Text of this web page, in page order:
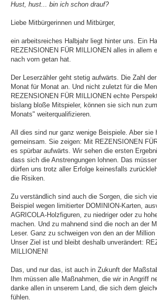
Hust, hust... bin ich schon drauf?
Liebe Mitbürgerinnen und Mitbürger,
ein arbeitsreiches Halbjahr liegt hinter uns. Ein
REZENSIONEN FÜR MILLIONEN alles in allem
nach vorn getan hat.
Der Leserzähler geht stetig aufwärts. Die Zahl
Monat für Monat an. Und nicht zuletzt für die
REZENSIONEN FÜR MILLIONEN echte
bislang bloße Mitspieler, können sie sich nun
Monats" weiterqualifizieren.
All dies sind nur ganz wenige Beispiele. Aber sie
gemeinsam. Sie zeigen: Mit REZENSIONEN
es spürbar aufwärts. Wir sehen die ersten
dass sich die Anstrengungen lohnen. Das
dürfen uns trotz aller Erfolge keinesfalls
die Risiken.
Zu verständlich sind auch die Sorgen, die sich
Beispiel wegen limitierter DOMINION-Karten,
AGRICOLA-Holzfiguren, zu niedriger oder zu
machen. Und zu mahnend sind die noch an der
Leser. Ganz zu schweigen von den an der
Unser Ziel ist und bleibt deshalb unverändert:
MILLIONEN!
Das, und nur das, ist auch in Zukunft der
Ihm müssen alle Maßnahmen, die wir in Angriff
danke allen in unserem Land, die sich dem
fühlen.